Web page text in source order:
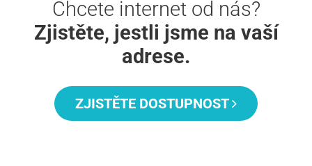
Chcete internet od nás?
Zjistěte, jestli jsme na vaší
adrese.
ZJISTĚTE DOSTUPNOST